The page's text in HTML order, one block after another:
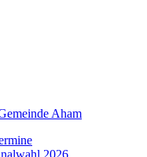
2026